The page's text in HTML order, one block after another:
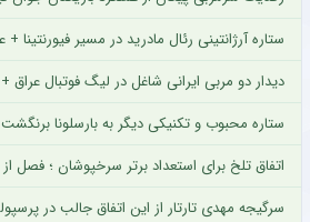
ستاره آرژانتینی رئال مادرید در مسیر فیورنتینا
دیدار دو مربی ایرانی شاغل در لیگ فوتبال
ستاره محبوب و تکنیکی دیگر به بارسلونا
اتفاق تلخ برای استعداد برتر سرخپوشان ؛
سرگیجه مهدی تارتار از این اتفاق جالب در